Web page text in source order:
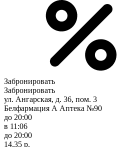
Забронировать
Забронировать
ул. Ангарская, д. 36, пом. 3
Белфармация А Аптека №90
до 20:00
в 11:06
до 20:00
14,35 р.